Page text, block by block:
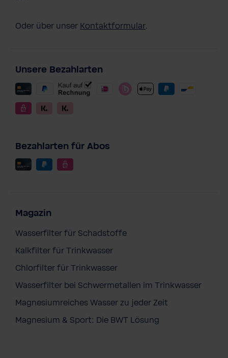
Oder über unser Kontaktformular.
Unsere Bezahlarten
Bezahlarten für Abos
Magazin
Wasserfilter für Schadstoffe
Kalkfilter für Trinkwasser
Chlorfilter für Trinkwasser
Wasserfilter bei Schwermetallen im Trinkwasser
Magnesiumreiches Wasser zu jeder Zeit
Magnesium & Sport: Die BWT Lösung